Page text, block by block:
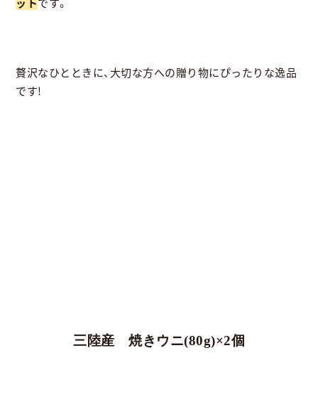
贅沢なひとときに、大切な方への贈り物にぴったりな逸品
です!
三陸産 焼きウニ(80g)×2個